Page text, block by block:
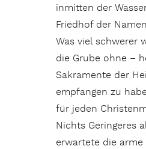
inmitten der
Friedhof der
Was viel schwerer
die Grube ohne –
Sakramente der
empfangen zu
für jeden
Nichts Geringeres
erwartete die arme